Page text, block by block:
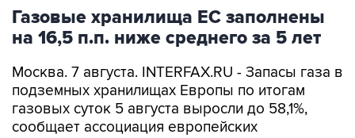
Газовые хранилища ЕС заполнены
на 16,5 п.п. ниже среднего за 5 лет
Москва. 7 августа. INTERFAX.RU - Запасы газа в
подземных хранилищах Европы по итогам
газовых суток 5 августа выросли до 58,1%,
сообщает ассоциация европейских